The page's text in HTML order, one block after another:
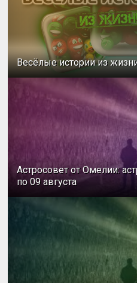
Весёлые истории из
Астросовет от Омелии:
по 09 августа